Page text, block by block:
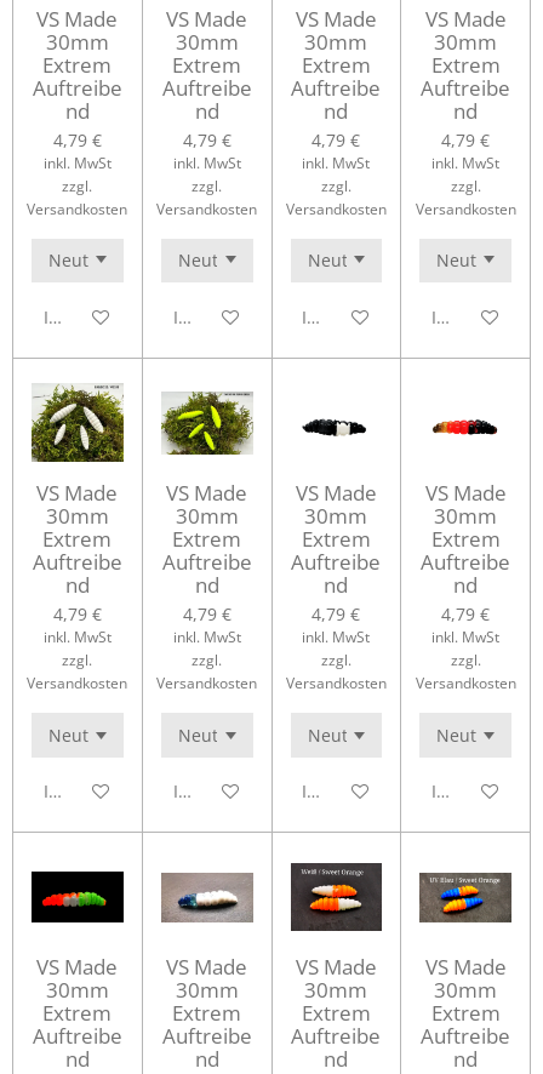
VS Made
30mm
Extrem
Auftreibe
nd
4,79 €
inkl. MwSt
zzgl.
Versandkosten
In den Warenkorb
VS Made
30mm
Extrem
Auftreibe
nd
4,79 €
inkl. MwSt
zzgl.
Versandkosten
In den Warenkorb
VS Made
30mm
Extrem
Auftreibe
nd
4,79 €
inkl. MwSt
zzgl.
Versandkosten
In den Warenkorb
VS Made
30mm
Extrem
Auftreibe
nd
4,79 €
inkl. MwSt
zzgl.
Versandkosten
In den
VS Made
30mm
Extrem
Auftreibe
nd
4,79 €
inkl. MwSt
zzgl.
Versandkosten
In den Warenkorb
VS Made
30mm
Extrem
Auftreibe
nd
4,79 €
inkl. MwSt
zzgl.
Versandkosten
In den Warenkorb
VS Made
30mm
Extrem
Auftreibe
nd
4,79 €
inkl. MwSt
zzgl.
Versandkosten
In den Warenkorb
VS Made
30mm
Extrem
Auftreibe
nd
4,79 €
inkl. MwSt
zzgl.
Versandkosten
In den
VS Made
30mm
Extrem
Auftreibe
nd
VS Made
30mm
Extrem
Auftreibe
nd
VS Made
30mm
Extrem
Auftreibe
nd
VS Made
30mm
Extrem
Auftreibe
nd